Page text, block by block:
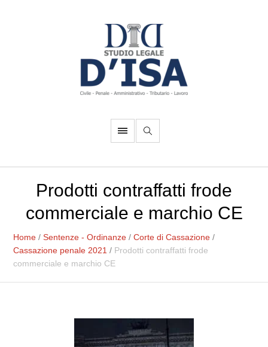
Prodotti contraffatti frode
commerciale e marchio CE
Home /Sentenze - Ordinanze /Corte di Cassazione /
Cassazione penale 2021 / Prodotti contraffatti frode
commerciale e marchio CE